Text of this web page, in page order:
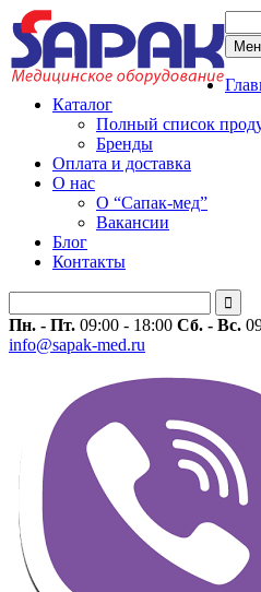
Каталог
Полный список
Бренды
Оплата и доставка
О нас
О “Сапак-мед”
Вакансии
Блог
Контакты
Пн. - Пт. 09:00 - 18:00 Сб. - Вс.
info@sapak-med.ru